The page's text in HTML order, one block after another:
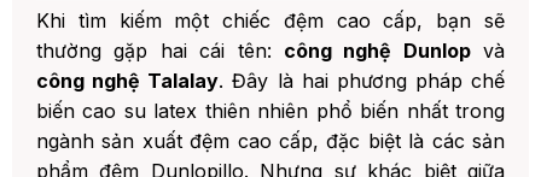
1. Cao Su Latex Thiên Nhiên -
Nguyên Liệu Vàng Cho Giấc Ngủ
2. Công Nghệ Dunlop: Quy Trình Truyền
Thống, Hiệu Quả Cao
1. Quy Trình Sản Xuất Latex Dunlop
Khi tìm kiếm một chiếc đệm cao cấp, bạn sẽ
thường gặp hai cái tên: công nghệ Dunlopvà
công nghệ Talalay. Đây là hai phương pháp chế
biến cao su latex thiên nhiên phổ biến nhất trong
ngành sản xuất đệm cao cấp, đặc biệt là các sản
phẩm đệm Dunlopillo. Nhưng sự khác biệt giữa